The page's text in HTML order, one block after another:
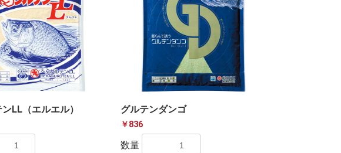
LL（エルエル） グルテンダンゴ
￥836
数量